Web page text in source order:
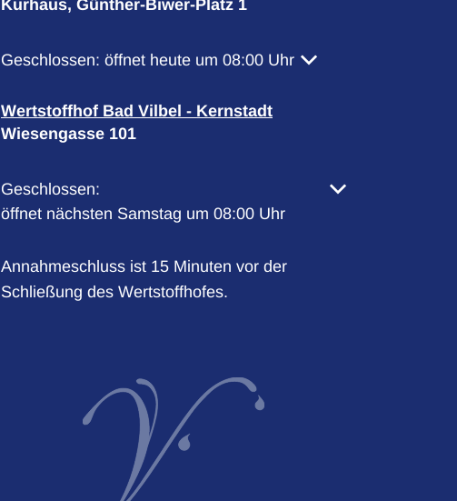
Kurhaus, Günther-Biwer-Platz 1
Klicken, um weitere Öffnungs- oder Schließzeiten auszublenden
Geschlossen: öffnet heute um 08:00 Uhr
Wertstoffhof Bad Vilbel - Kernstadt
Wiesengasse 101
Klicken, um weitere Öffnungs- oder Schließzeiten auszublenden
Geschlossen:
öffnet nächsten Samstag um 08:00 Uhr
Annahmeschluss ist 15 Minuten vor der
Schließung des Wertstoffhofes.